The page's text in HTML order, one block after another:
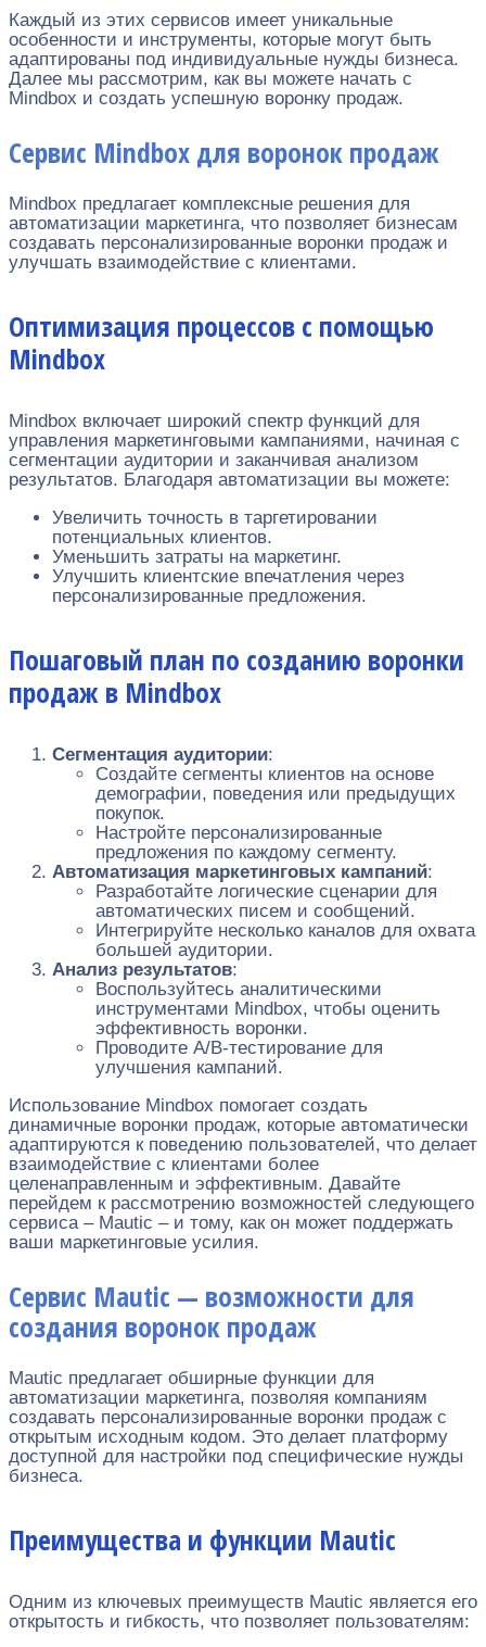
Каждый из этих сервисов имеет уникальные
особенности и инструменты, которые могут быть
адаптированы под индивидуальные нужды бизнеса.
Далее мы рассмотрим, как вы можете начать с
Mindbox и создать успешную воронку продаж.
Сервис Mindbox для воронок продаж
Mindbox предлагает комплексные решения для
автоматизации маркетинга, что позволяет бизнесам
создавать персонализированные воронки продаж и
улучшать взаимодействие с клиентами.
Оптимизация процессов с помощью
Mindbox
Mindbox включает широкий спектр функций для
управления маркетинговыми кампаниями, начиная с
сегментации аудитории и заканчивая анализом
результатов. Благодаря автоматизации вы можете:
Увеличить точность в таргетировании
потенциальных клиентов.
Уменьшить затраты на маркетинг.
Улучшить клиентские впечатления через
персонализированные предложения.
Пошаговый план по созданию воронки
продаж в Mindbox
Сегментация аудитории:
Создайте сегменты клиентов на основе
демографии, поведения или предыдущих
покупок.
Настройте персонализированные
предложения по каждому сегменту.
Автоматизация маркетинговых кампаний:
Разработайте логические сценарии для
автоматических писем и сообщений.
Интегрируйте несколько каналов для охвата
большей аудитории.
Анализ результатов:
Воспользуйтесь аналитическими
инструментами Mindbox, чтобы оценить
эффективность воронки.
Проводите A/B-тестирование для
улучшения кампаний.
Использование Mindbox помогает создать
динамичные воронки продаж, которые автоматически
адаптируются к поведению пользователей, что делает
взаимодействие с клиентами более
целенаправленным и эффективным. Давайте
перейдем к рассмотрению возможностей следующего
сервиса – Mautic – и тому, как он может поддержать
ваши маркетинговые усилия.
Сервис Mautic — возможности для
создания воронок продаж
Mautic предлагает обширные функции для
автоматизации маркетинга, позволяя компаниям
создавать персонализированные воронки продаж с
открытым исходным кодом. Это делает платформу
доступной для настройки под специфические нужды
бизнеса.
Преимущества и функции Mautic
Одним из ключевых преимуществ Mautic является его
открытость и гибкость, что позволяет пользователям: